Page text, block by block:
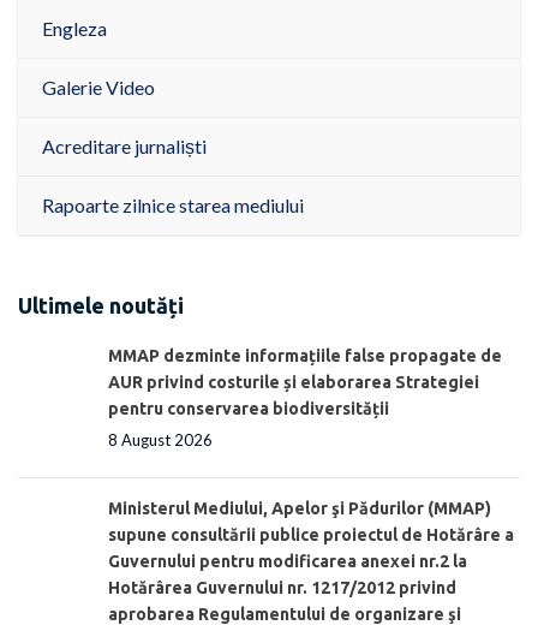
Engleza
Galerie Video
Acreditare jurnaliști
Rapoarte zilnice starea mediului
Ultimele noutăți
MMAP dezminte informațiile false propagate de
AUR privind costurile și elaborarea Strategiei
pentru conservarea biodiversității
8 August 2026
Ministerul Mediului, Apelor şi Pădurilor (MMAP)
supune consultării publice proiectul de Hotărâre a
Guvernului pentru modificarea anexei nr.2 la
Hotărârea Guvernului nr. 1217/2012 privind
aprobarea Regulamentului de organizare şi